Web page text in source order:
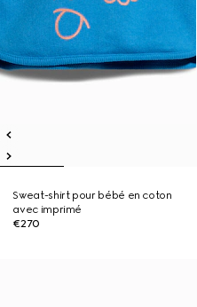
Sweat-shirt pour bébé en coton
avec imprimé
€270